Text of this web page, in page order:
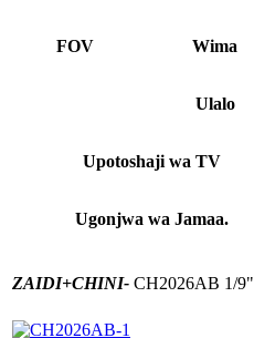
FOV Wima
Ulalo
Upotoshaji wa TV
Ugonjwa wa Jamaa.
ZAIDI+CHINI- CH2026AB 1/9"